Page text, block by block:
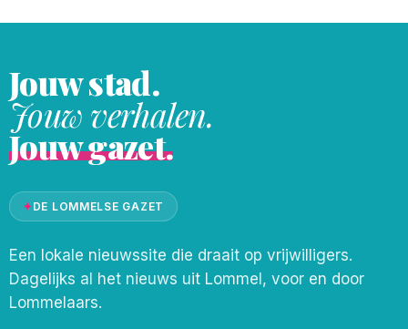
Jouw stad.
Jouw verhalen.
Jouw gazet.
✦DE LOMMELSE GAZET
Een lokale nieuwssite die draait op vrijwilligers.
Dagelijks al het nieuws uit Lommel, voor en door
Lommelaars.